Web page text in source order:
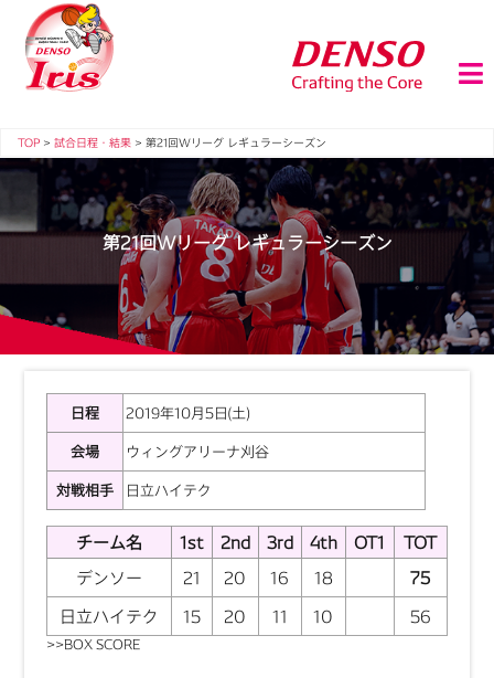
TOP > 試合日程・結果 > 第21回Wリーグ レギュラーシーズン
第21回Wリーグ レギュラーシーズン
日程
2019年10月5日(土)
会場
ウィングアリーナ刈谷
対戦相手
日立ハイテク
チーム名 1st 2nd 3rd 4th OT1
TOT
デンソー
21 20 16 18
75
日立ハイテク
15 20 11 10 56
>>BOX SCORE